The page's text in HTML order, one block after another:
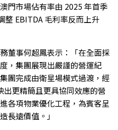
門市場佔有率由 2025 年首季
整 EBITDA 毛利率反而上升
董事何超鳳表示：「在全面採
，集團展現出嚴謹的營運紀
團完成由衛星場模式過渡，經
更精簡且更具協同效應的營
各項物業優化工程，為賓客呈
長遠價值。」